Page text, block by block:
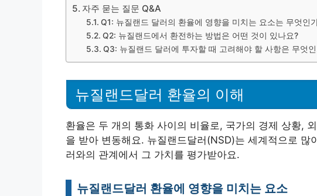
자주 묻는 질문 Q&A
Q1: 뉴질랜드 달러의 환율에 영향을 미치는 요소는 무엇인
Q2: 뉴질랜드에서 환전하는 방법은 어떤 것이 있나요?
Q3: 뉴질랜드 달러에 투자할 때 고려해야 할 사항은 무엇
뉴질랜드달러 환율의 이해
환율은 두 개의 통화 사이의 비율로, 국가의 경제 상황,
을 받아 변동해요. 뉴질랜드달러(NSD)는 세계적으로
러와의 관계에서 그 가치를 평가받아요.
뉴질랜드달러 환율에 영향을 미치는 요소